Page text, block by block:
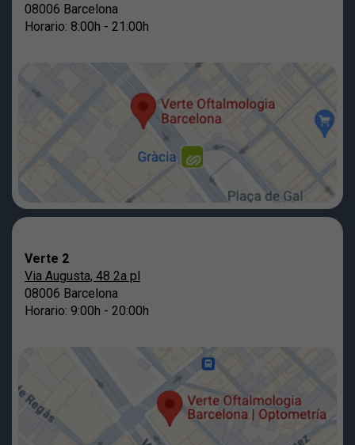
08006 Barcelona
Horario: 8:00h - 21:00h
Verte 2
Via Augusta, 48 2a pl
08006 Barcelona
Horario: 9:00h - 20:00h